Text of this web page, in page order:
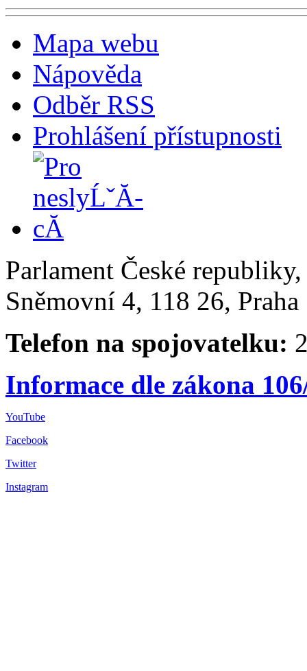
Mapa webu
Nápověda
Odběr RSS
Prohlášení přístupnosti
Parlament České
Sněmovní 4, 118 26,
Telefon na spojovatelku:
Informace dle zákona
YouTube
Facebook
Twitter
Instagram